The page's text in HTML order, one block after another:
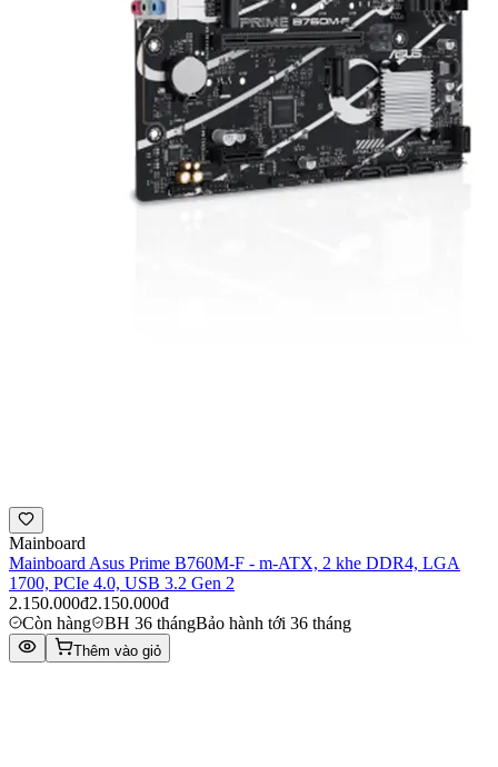
Mainboard
Mainboard Asus Prime B760M-F - m-ATX, 2 khe DDR4, LGA
1700, PCIe 4.0, USB 3.2 Gen 2
2.150.000đ2.150.000đ
Còn hàng
BH 36 thángBảo hành tới 36 tháng
Thêm vào giỏ